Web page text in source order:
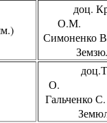
доц.
О.М.
О.